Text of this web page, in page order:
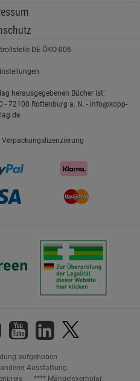
DE-ÖKO-006
herausgegebenen Bücher ist:
- 72108 Rottenburg a. N. - info@kopp-
aufgehoben
Ausstattung
**** Mängelexemplar